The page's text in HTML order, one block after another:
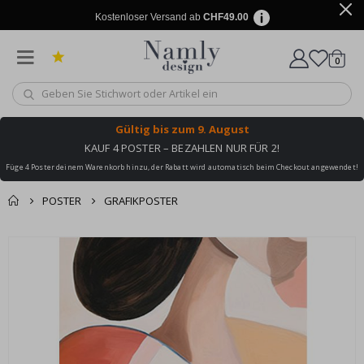
Kostenloser Versand ab CHF49.00
Wagen
0
Gültig bis zum 9. August
KAUF 4 POSTER – BEZAHLEN NUR FÜR 2!
Füge 4 Poster deinem Warenkorb hinzu, der Rabatt wird automatisch beim Checkout angewendet!
POSTER GRAFIKPOSTER
Zusammen gekaufte
Produkte
Einkaufswagen
Zur Kasse